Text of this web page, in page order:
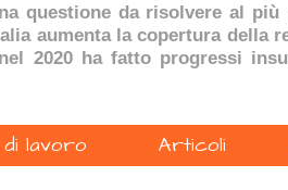
questione da risolvere al
aumenta la copertura
2020 ha fatto progressi
lavoro Articoli